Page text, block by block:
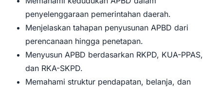
penyelenggaraan pemerintahan daerah.
Menjelaskan tahapan penyusunan APBD dari
perencanaan hingga penetapan.
Menyusun APBD berdasarkan RKPD, KUA-PPAS,
dan RKA-SKPD.
Memahami struktur pendapatan, belanja, dan